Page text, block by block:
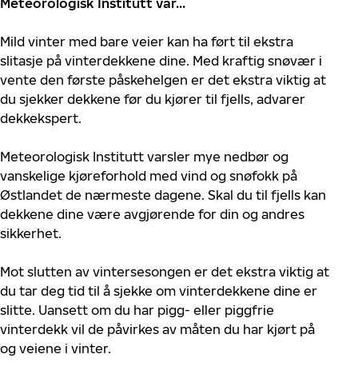
Meteorologisk Institutt var...
Mild vinter med bare veier kan ha ført til ekstra
slitasje på vinterdekkene dine. Med kraftig snøvær i
vente den første påskehelgen er det ekstra viktig at
du sjekker dekkene før du kjører til fjells, advarer
dekkekspert.
Meteorologisk Institutt varsler mye nedbør og
vanskelige kjøreforhold med vind og snøfokk på
Østlandet de nærmeste dagene. Skal du til fjells kan
dekkene dine være avgjørende for din og andres
sikkerhet.
Mot slutten av vintersesongen er det ekstra viktig at
du tar deg tid til å sjekke om vinterdekkene dine er
slitte. Uansett om du har pigg- eller piggfrie
vinterdekk vil de påvirkes av måten du har kjørt på
og veiene i vinter.